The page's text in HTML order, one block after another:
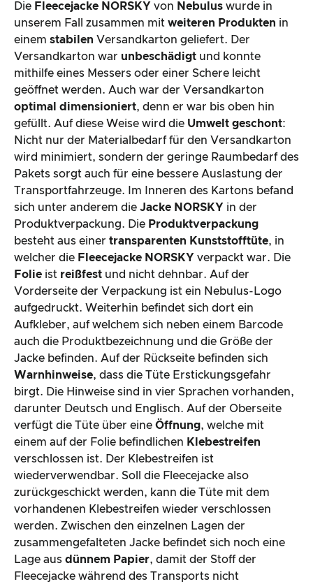
Die Fleecejacke NORSKY von Nebulus wurde in
unserem Fall zusammen mit weiteren Produkten in
einem stabilen Versandkarton geliefert. Der
Versandkarton war unbeschädigt und konnte
mithilfe eines Messers oder einer Schere leicht
geöffnet werden. Auch war der Versandkarton
optimal dimensioniert, denn er war bis oben hin
gefüllt. Auf diese Weise wird die Umwelt geschont:
Nicht nur der Materialbedarf für den Versandkarton
wird minimiert, sondern der geringe Raumbedarf des
Pakets sorgt auch für eine bessere Auslastung der
Transportfahrzeuge. Im Inneren des Kartons befand
sich unter anderem die Jacke NORSKY in der
Produktverpackung. Die Produktverpackung
besteht aus einer transparenten Kunststofftüte, in
welcher die Fleecejacke NORSKY verpackt war. Die
Folie ist reißfest und nicht dehnbar. Auf der
Vorderseite der Verpackung ist ein Nebulus-Logo
aufgedruckt. Weiterhin befindet sich dort ein
Aufkleber, auf welchem sich neben einem Barcode
auch die Produktbezeichnung und die Größe der
Jacke befinden. Auf der Rückseite befinden sich
Warnhinweise, dass die Tüte Erstickungsgefahr
birgt. Die Hinweise sind in vier Sprachen vorhanden,
darunter Deutsch und Englisch. Auf der Oberseite
verfügt die Tüte über eine Öffnung, welche mit
einem auf der Folie befindlichen Klebestreifen
verschlossen ist. Der Klebestreifen ist
wiederverwendbar. Soll die Fleecejacke also
zurückgeschickt werden, kann die Tüte mit dem
vorhandenen Klebestreifen wieder verschlossen
werden. Zwischen den einzelnen Lagen der
zusammengefalteten Jacke befindet sich noch eine
Lage aus dünnem Papier, damit der Stoff der
Fleecejacke während des Transports nicht